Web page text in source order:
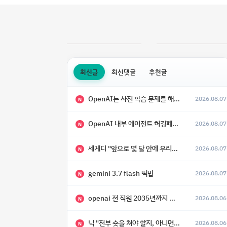
최신글 최신댓글 추천글
N OpenAI는 사전 학습 문제를 해결했으며, 'Doug'라는 코드명을 가진 훨씬 더 큰 모델을 활발히 개발 중 2026.08.07
N OpenAI 내부 에이전트 허깅페이스 해킹 사건 정리 2026.08.07
N 세게디 "앞으로 몇 달 안에 우리는 전복적 AI, 적대적 AI 둘 다 보게 될 것" 2026.08.07
N gemini 3.7 flash 떡밥 2026.08.07
N openai 전 직원 2035년까지 텔레파시가 어떻게 생길 수 있는지 2026.08.06
N 닉 "전부 숏을 쳐야 할지, 아니면 특이점이 오니까 전부 롱을 쳐야 할지 모르겠다.” 2026.08.06